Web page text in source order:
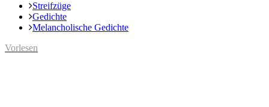
Streifzüge
Gedichte
Melancholische Gedichte
Vorlesen